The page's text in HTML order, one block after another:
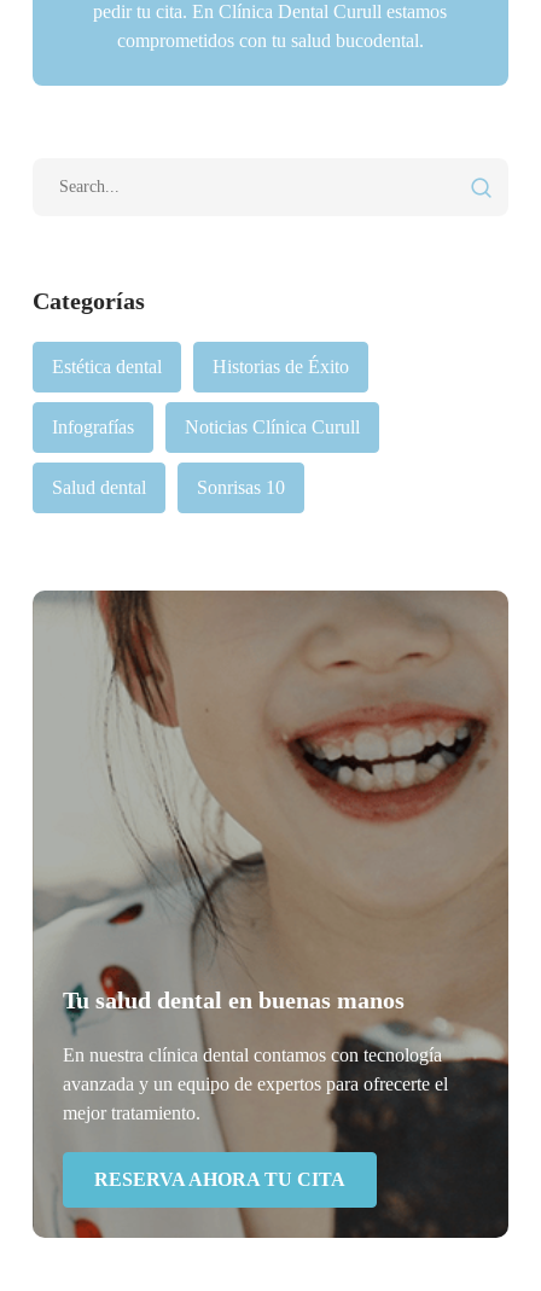
Categorías
Estética dental Historias de Éxito
Infografías Noticias Clínica Curull
Salud dental Sonrisas 10
Tu salud dental en buenas manos
En nuestra clínica dental contamos con tecnología
avanzada y un equipo de expertos para ofrecerte el
mejor tratamiento.
RESERVA AHORA TU CITA
pedir tu cita. En Clínica Dental Curull estamos
comprometidos con tu salud bucodental.